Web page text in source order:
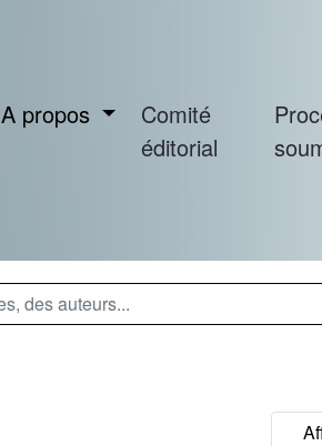
A propos
Comité
éditorial